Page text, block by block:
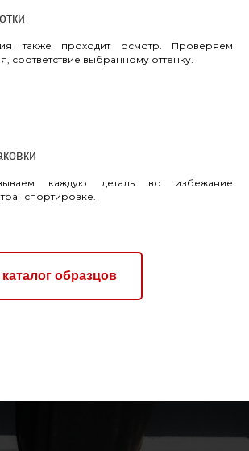
также проходит осмотр. Проверяем
соответствие выбранному оттенку.
каждую деталь во избежание
образцов